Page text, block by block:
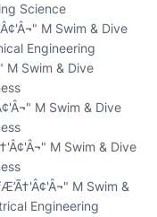
Science
M Swim & Dive
Engineering
M Swim & Dive
M Swim & Dive
M Swim & Dive
M Swim &
Engineering